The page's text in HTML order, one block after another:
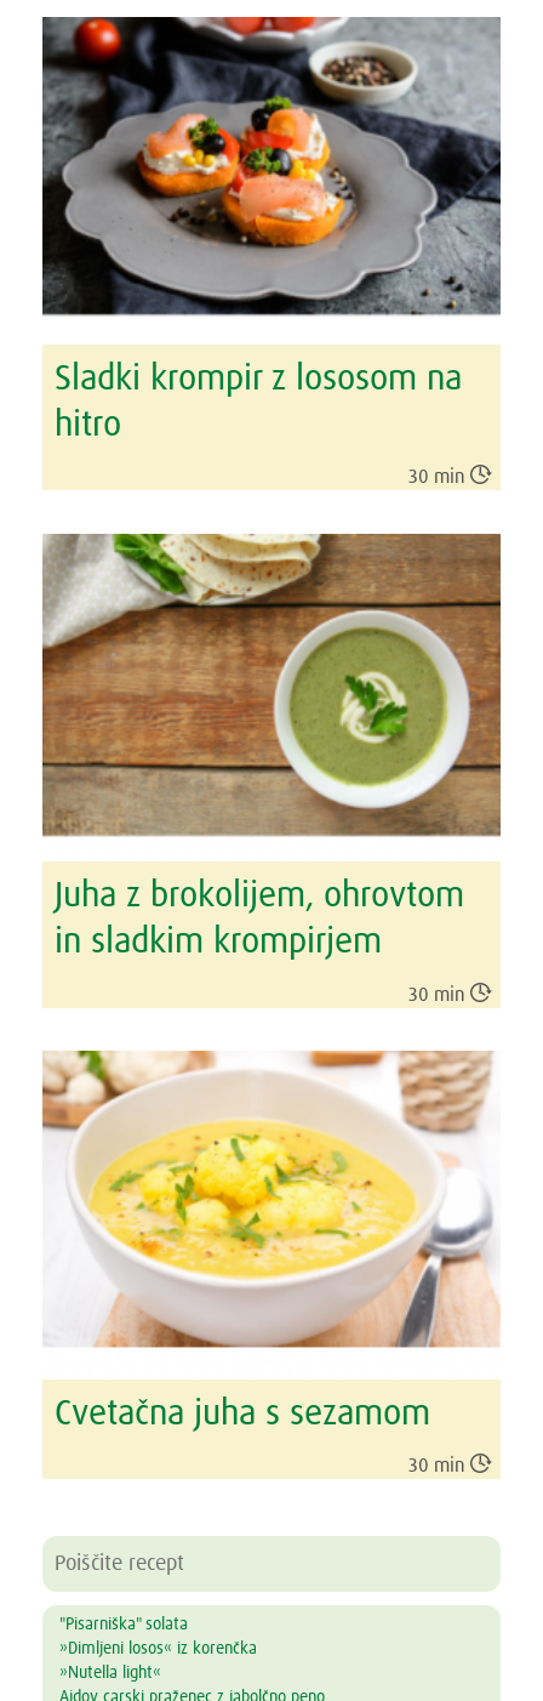
Sladki krompir z lososom na
hitro
30 min 
Juha z brokolijem, ohrovtom
in sladkim krompirjem
30 min 
Cvetačna juha s sezamom
30 min 
"Pisarniška" solata
»Dimljeni losos« iz korenčka
»Nutella light«
Ajdov carski praženec z jabolčno peno